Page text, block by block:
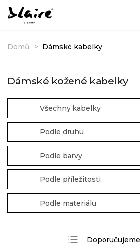
Domů Dámské kabelky
Dámské kožené kabelky
Všechny kabelky
Podle druhu
Podle barvy
Podle příležitosti
Podle materiálu
Doporučujeme